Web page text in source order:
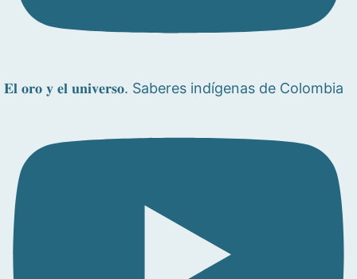
𝐄𝐥 𝐨𝐫𝐨 𝐲 𝐞𝐥 𝐮𝐧𝐢𝐯𝐞𝐫𝐬𝐨. Saberes indígenas de Colombia